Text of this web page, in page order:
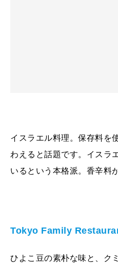
イスラエル料理。保存料を
わえると話題です。イスラ
いるという本格派。香辛料
Tokyo Family
ひよこ豆の素朴な味と、ク